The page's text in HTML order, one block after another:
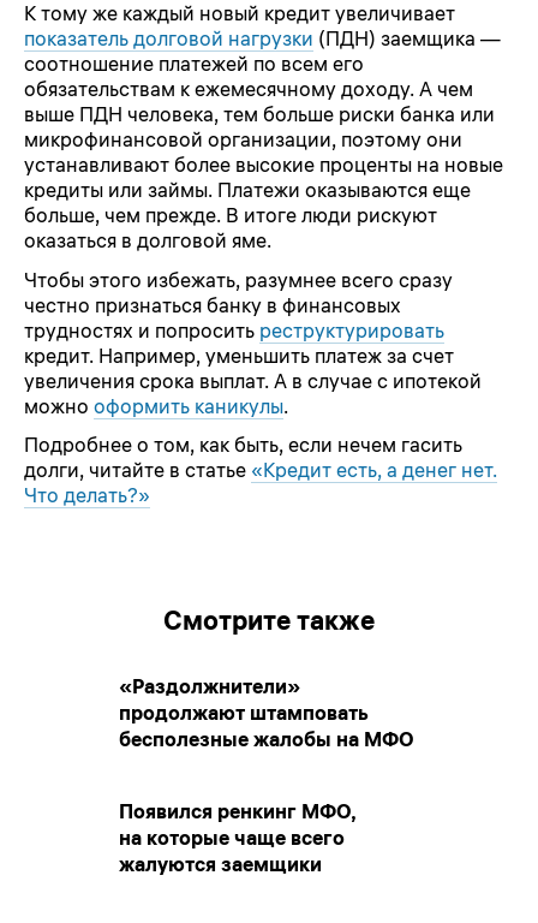
К тому же каждый новый кредит увеличивает
показатель долговой нагрузки (ПДН) заемщика —
соотношение платежей по всем его
обязательствам к ежемесячному доходу. А чем
выше ПДН человека, тем больше риски банка или
микрофинансовой организации, поэтому они
устанавливают более высокие проценты на новые
кредиты или займы. Платежи оказываются еще
больше, чем прежде. В итоге люди рискуют
оказаться в долговой яме.
Чтобы этого избежать, разумнее всего сразу
честно признаться банку в финансовых
трудностях и попросить реструктурировать
кредит. Например, уменьшить платеж за счет
увеличения срока выплат. А в случае с ипотекой
можно оформить каникулы.
Подробнее о том, как быть, если нечем гасить
долги, читайте в статье «Кредит есть, а денег нет.
Что делать?»
Смотрите также
«Раздолжнители»
продолжают штамповать
бесполезные жалобы на МФО
Появился ренкинг МФО,
на которые чаще всего
жалуются заемщики